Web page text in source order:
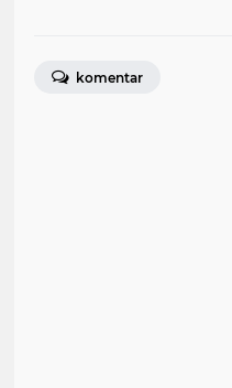
komentar